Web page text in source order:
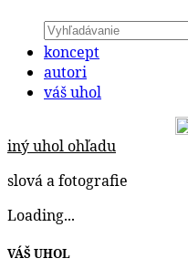
koncept
autori
váš uhol
iný uhol ohľadu
slová a fotografie
Loading...
VÁŠ UHOL